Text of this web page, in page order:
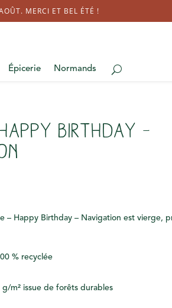
MERCI ET BEL ÉTÉ !
Épicerie Normands
Birthday –
– Happy Birthday – Navigation est vierge,
% recyclée
m² issue de forêts durables